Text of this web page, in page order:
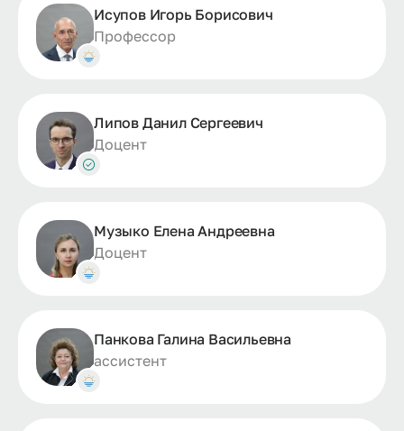
Исупов Игорь Борисович
Профессор
Липов Данил Сергеевич
Доцент
Музыко Елена Андреевна
Доцент
Панкова Галина Васильевна
ассистент